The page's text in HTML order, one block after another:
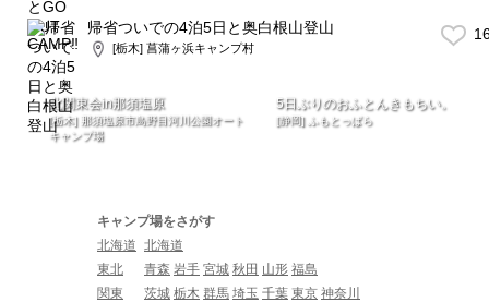
帰省ついでの4泊5日と奥白根山登山
[栃木] 菖蒲ヶ浜キャンプ村
北関東会in那須塩原
[栃木] 那須塩原市鳥野目河川公園オート
キャンプ場
5日ぶりのおふとんきもちい。
[静岡] ふもとっぱら
キャンプ場をさがす
北海道 北海道
東北
青森 岩手 宮城 秋田 山形 福島
関東
茨城 栃木 群馬 埼玉 千葉 東京 神奈川